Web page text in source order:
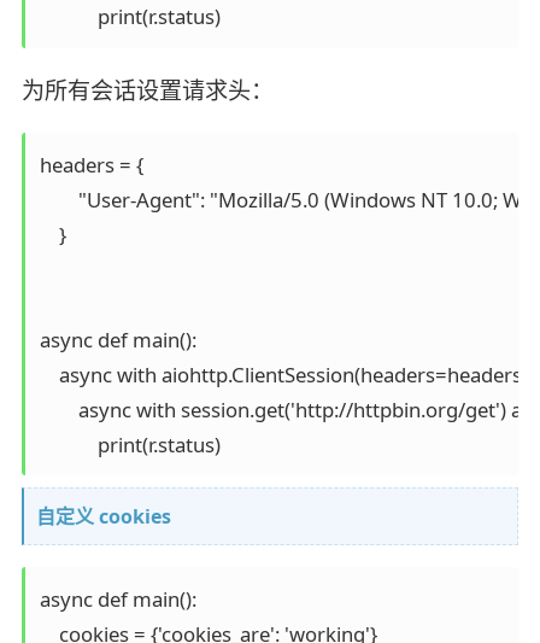
            print(r.status)
为所有会话设置请求头：
headers = {
"User-Agent": "Mozilla/5.0 (Windows NT
    }
async def main():
async with aiohttp.ClientSession(headers=headers)
async with session.get('http://httpbin.org/get') as
            print(r.status)
自定义 cookies
async def main():
    cookies = {'cookies_are': 'working'}